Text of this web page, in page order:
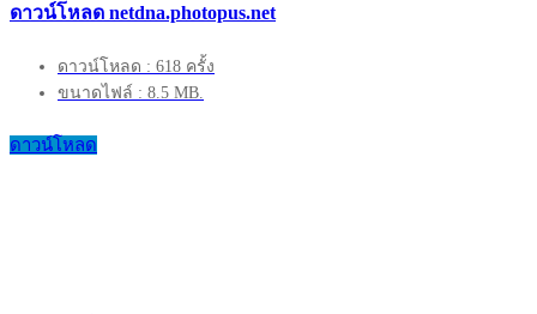
ดาวน์โหลด netdna.photopus.net
ดาวน์โหลด : 618 ครั้ง
ขนาดไฟล์ : 8.5 MB.
ดาวน์โหลด